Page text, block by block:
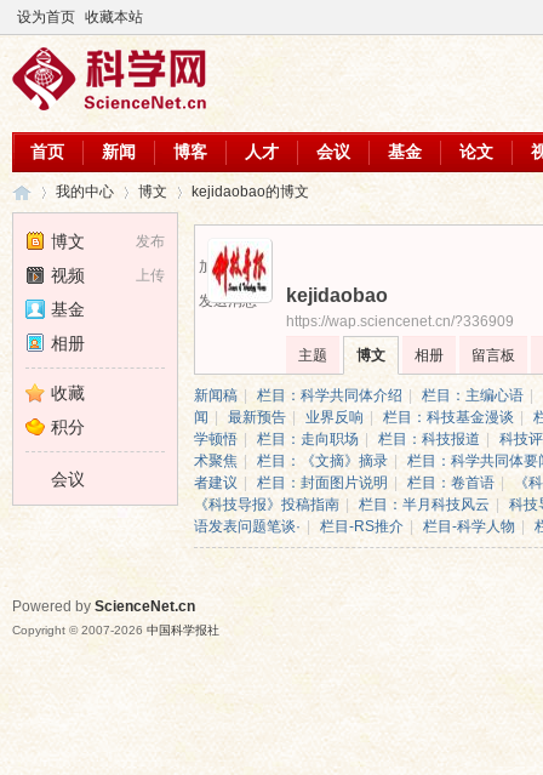
设为首页 收藏本站
首页 新闻 博客 人才 会议 基金 论文
›
我的中心 博文 kejidaobao的博文
加为好友
发送消息
kejidaobao
https://wap.sciencenet.cn/?336909
主题
博文 相册 留言板
新闻稿 栏目：科学共同体介绍 栏目：主编心语
闻
最新预告 业界反响 栏目：科技基金漫谈
学顿悟
栏目：走向职场 栏目：科技报道
科技
术聚焦 | 栏目：《文摘》摘录
栏目：科学共同体要
者建议
栏目：封面图片说明 栏目：卷首语
《
《科技导报》投稿指南
栏目：半月科技风云
科技
语发表问题笔谈·
栏目-RS推介 栏目-科学人物
发布
博文
上传
视频
基金
相册
收藏
积分
会议
Powered by ScienceNet.cn
Copyright © 2007-2026 中国科学报社